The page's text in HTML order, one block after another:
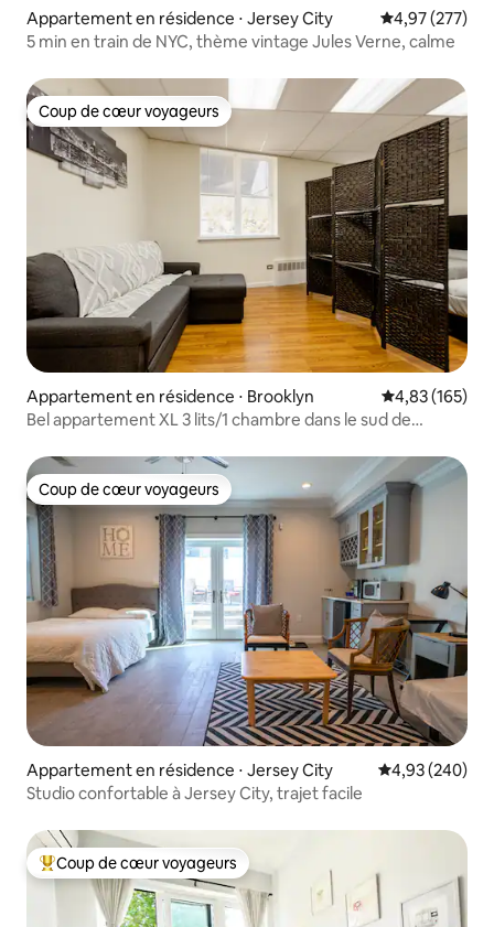
Appartement en résidence ⋅ Jersey City Évaluation
4,97 (277)
5 min en train de NYC, thème vintage Jules Verne, calme
Coup de cœur voyageurs
Coup de cœur voyageurs
Appartement en résidence ⋅ Brooklyn Évaluation
4,83 (165)
Bel appartement XL 3 lits/1 chambre dans le sud de
Coup de cœur voyageurs
Coup de cœur voyageurs
Appartement en résidence ⋅ Jersey City Évaluation
4,93 (240)
Studio confortable à Jersey City, trajet facile
Coups de cœur voyageurs les plus appréciés
Coup de cœur voyageurs